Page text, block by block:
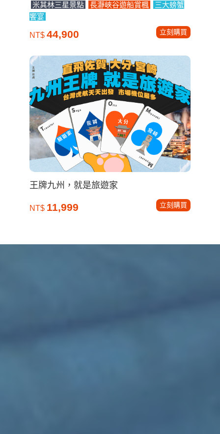
米其林三星景點 長瀞峽谷遊船賞楓
三大螃蟹
饗宴
NT$ 44,900 立刻購買
王牌九州，就是旅遊家
NT$ 11,999 立刻購買